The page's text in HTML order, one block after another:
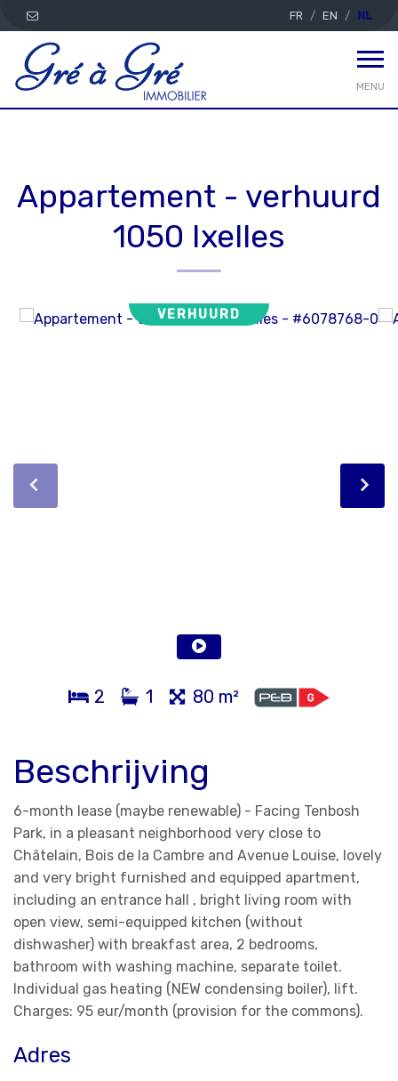
FR EN NL
MENU
Appartement - verhuurd
1050 Ixelles
VERHUURD
2 1 80 m²
Beschrijving
6-month lease (maybe renewable) - Facing Tenbosh
Park, in a pleasant neighborhood very close to
Châtelain, Bois de la Cambre and Avenue Louise, lovely
and very bright furnished and equipped apartment,
including an entrance hall , bright living room with
open view, semi-equipped kitchen (without
dishwasher) with breakfast area, 2 bedrooms,
bathroom with washing machine, separate toilet.
Individual gas heating (NEW condensing boiler), lift.
Charges: 95 eur/month (provision for the commons).
Adres